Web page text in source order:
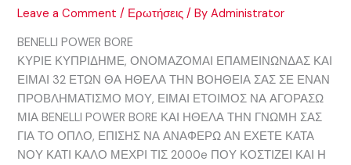
Leave a Comment / Ερωτήσεις / ByAdministrator
BENELLI POWER BORE
ΚΥΡΙΕ ΚΥΠΡΙΔΗΜΕ, ΟΝΟΜΑΖΟΜΑΙ ΕΠΑΜΕΙΝΩΝΔΑΣ ΚΑΙ
ΕΙΜΑΙ 32 ΕΤΩΝ ΘΑ ΗΘΕΛΑ ΤΗΝ ΒΟΗΘΕΙΑ ΣΑΣ ΣΕ ΕΝΑΝ
ΠΡΟΒΛΗΜΑΤΙΣΜΟ ΜΟΥ, ΕΙΜΑΙ ΕΤΟΙΜΟΣ ΝΑ ΑΓΟΡΑΣΩ
ΜΙΑ BENELLI POWER BORE ΚΑΙ ΗΘΕΛΑ ΤΗΝ ΓΝΩΜΗ ΣΑΣ
ΓΙΑ ΤΟ ΟΠΛΟ, ΕΠΙΣΗΣ ΝΑ ΑΝΑΦΕΡΩ ΑΝ ΕΧΕΤΕ ΚΑΤΑ
ΝΟΥ ΚΑΤΙ ΚΑΛΟ ΜΕΧΡΙ ΤΙΣ 2000e ΠΟΥ ΚΟΣΤΙΖΕΙ ΚΑΙ Η